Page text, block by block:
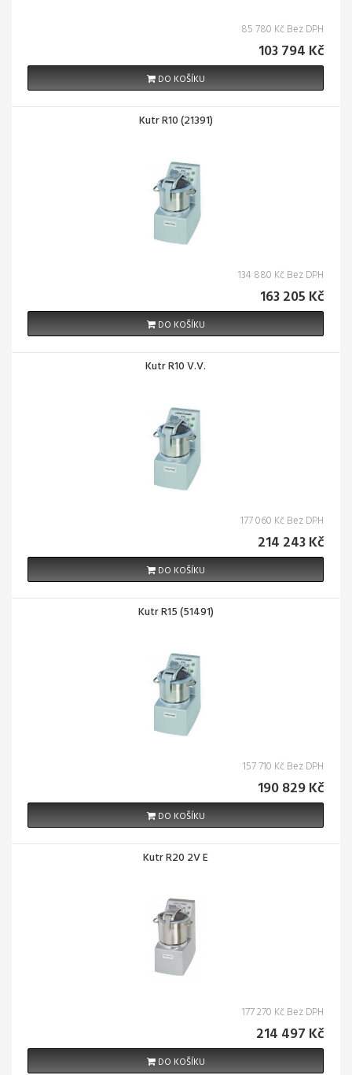
85 780 Kč Bez DPH
103 794 Kč
DO KOŠÍKU
Kutr R10 (21391)
134 880 Kč Bez DPH
163 205 Kč
DO KOŠÍKU
Kutr R10 V.V.
177 060 Kč Bez DPH
214 243 Kč
DO KOŠÍKU
Kutr R15 (51491)
157 710 Kč Bez DPH
190 829 Kč
DO KOŠÍKU
Kutr R20 2V E
177 270 Kč Bez DPH
214 497 Kč
DO KOŠÍKU